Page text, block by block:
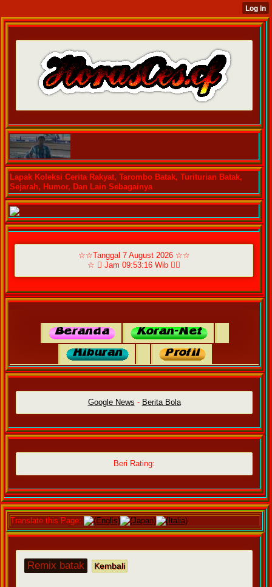
Lapak Koleksi Cerita Rakyat, Tarombo Batak, Turiturian Batak,
Sejarah, Humor, Dan Lain Sebagainya
☆☆Tanggal 7 August 2026 ☆☆
☆  Jam 09:53:16 Wib ☆
Google News - Berita Bola
Beri Rating:
Translate this Page: (Englis) (Japan) (Italia)
Remix batak Kembali